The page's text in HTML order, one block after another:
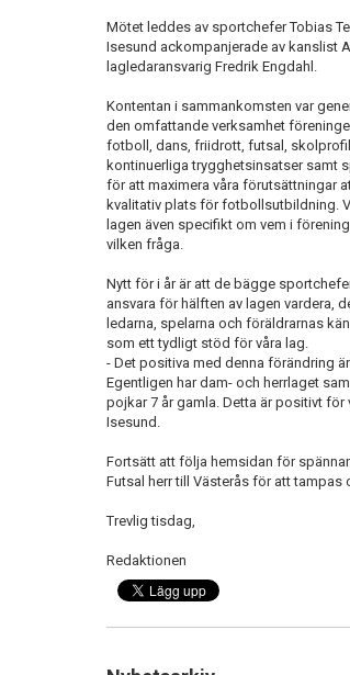
Mötet leddes av sportchefer Tobias
Isesund ackompanjerade av kanslist
lagledaransvarig Fredrik Engdahl.
Kontentan i sammankomsten var
den omfattande verksamhet
fotboll, dans, friidrott, futsal,
kontinuerliga trygghetsinsatser samt
för att maximera våra förutsättningar
kvalitativ plats för fotbollsutbildning.
lagen även specifikt om vem i
vilken fråga.
Nytt för i år är att de bägge
ansvara för hälften av lagen vardera,
ledarna, spelarna och föräldrarnas
som ett tydligt stöd för våra lag.
- Det positiva med denna förändring
Egentligen har dam- och herrlaget
pojkar 7 år gamla. Detta är positivt
Isesund.
Fortsätt att följa hemsidan för
Futsal herr till Västerås för att
Trevlig tisdag,
Redaktionen